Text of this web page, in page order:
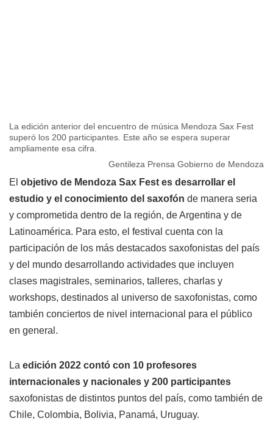
La edición anterior del encuentro de música Mendoza Sax Fest
superó los 200 participantes. Este año se espera superar
ampliamente esa cifra.
Gentileza Prensa Gobierno de Mendoza
El objetivo de Mendoza Sax Fest es desarrollar el
estudio y el conocimiento del saxofón de manera seria
y comprometida dentro de la región, de Argentina y de
Latinoamérica. Para esto, el festival cuenta con la
participación de los más destacados saxofonistas del país
y del mundo desarrollando actividades que incluyen
clases magistrales, seminarios, talleres, charlas y
workshops, destinados al universo de saxofonistas, como
también conciertos de nivel internacional para el público
en general.
La edición 2022 contó con 10 profesores
internacionales y nacionales y 200 participantes
saxofonistas de distintos puntos del país, como también de
Chile, Colombia, Bolivia, Panamá, Uruguay.